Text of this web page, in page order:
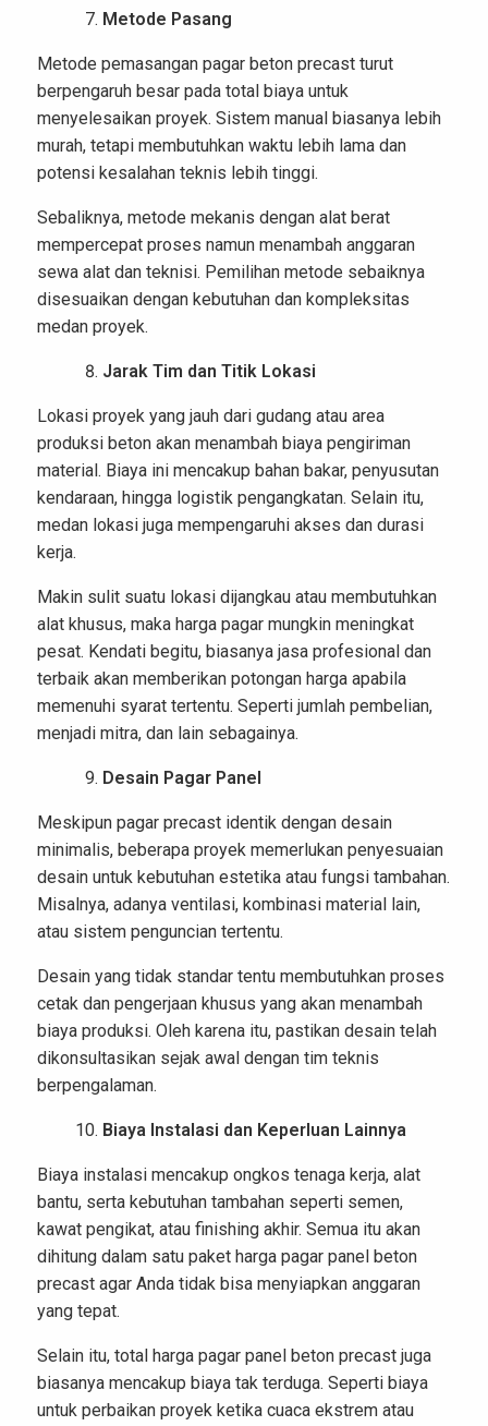
Metode Pasang
Metode pemasangan pagar beton precast turut
berpengaruh besar pada total biaya untuk
menyelesaikan proyek. Sistem manual biasanya lebih
murah, tetapi membutuhkan waktu lebih lama dan
potensi kesalahan teknis lebih tinggi.
Sebaliknya, metode mekanis dengan alat berat
mempercepat proses namun menambah anggaran
sewa alat dan teknisi. Pemilihan metode sebaiknya
disesuaikan dengan kebutuhan dan kompleksitas
medan proyek.
Jarak Tim dan Titik Lokasi
Lokasi proyek yang jauh dari gudang atau area
produksi beton akan menambah biaya pengiriman
material. Biaya ini mencakup bahan bakar, penyusutan
kendaraan, hingga logistik pengangkatan. Selain itu,
medan lokasi juga mempengaruhi akses dan durasi
kerja.
Makin sulit suatu lokasi dijangkau atau membutuhkan
alat khusus, maka harga pagar mungkin meningkat
pesat. Kendati begitu, biasanya jasa profesional dan
terbaik akan memberikan potongan harga apabila
memenuhi syarat tertentu. Seperti jumlah pembelian,
menjadi mitra, dan lain sebagainya.
Desain Pagar Panel
Meskipun pagar precast identik dengan desain
minimalis, beberapa proyek memerlukan penyesuaian
desain untuk kebutuhan estetika atau fungsi tambahan.
Misalnya, adanya ventilasi, kombinasi material lain,
atau sistem penguncian tertentu.
Desain yang tidak standar tentu membutuhkan proses
cetak dan pengerjaan khusus yang akan menambah
biaya produksi. Oleh karena itu, pastikan desain telah
dikonsultasikan sejak awal dengan tim teknis
berpengalaman.
Biaya Instalasi dan Keperluan Lainnya
Biaya instalasi mencakup ongkos tenaga kerja, alat
bantu, serta kebutuhan tambahan seperti semen,
kawat pengikat, atau finishing akhir. Semua itu akan
dihitung dalam satu paket harga pagar panel beton
precast agar Anda tidak bisa menyiapkan anggaran
yang tepat.
Selain itu, total harga pagar panel beton precast juga
biasanya mencakup biaya tak terduga. Seperti biaya
untuk perbaikan proyek ketika cuaca ekstrem atau